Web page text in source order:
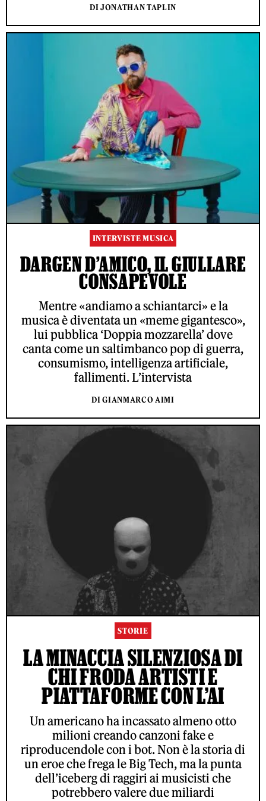
DI JONATHAN TAPLIN
INTERVISTE MUSICA
DARGEN D’AMICO, IL GIULLARE
CONSAPEVOLE
Mentre «andiamo a schiantarci» e la
musica è diventata un «meme gigantesco»,
lui pubblica ‘Doppia mozzarella’ dove
canta come un saltimbanco pop di guerra,
consumismo, intelligenza artificiale,
fallimenti. L’intervista
DI GIANMARCO AIMI
STORIE
LA MINACCIA SILENZIOSA DI
CHI FRODA ARTISTI E
PIATTAFORME CON L’AI
Un americano ha incassato almeno otto
milioni creando canzoni fake e
riproducendole con i bot. Non è la storia di
un eroe che frega le Big Tech, ma la punta
dell’iceberg di raggiri ai musicisti che
potrebbero valere due miliardi